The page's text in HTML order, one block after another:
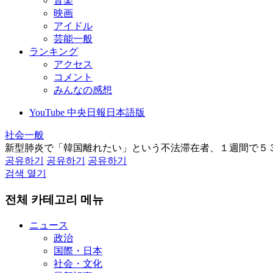
映画
アイドル
芸能一般
ランキング
アクセス
コメント
みんなの感想
YouTube 中央日報日本語版
社会一般
新型肺炎で「韓国離れたい」という不法滞在者、１週間で５
공유하기
공유하기
공유하기
검색 열기
전체 카테고리 메뉴
ニュース
政治
国際・日本
社会・文化